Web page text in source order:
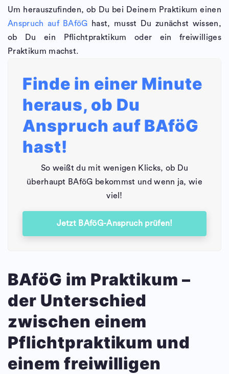
Um herauszufinden, ob Du bei Deinem Praktikum einen
Anspruch auf BAföG hast, musst Du zunächst wissen,
ob Du ein Pflichtpraktikum oder ein freiwilliges
Praktikum machst.
Finde in einer Minute
heraus, ob Du
Anspruch auf BAföG
hast!
So weißt du mit wenigen Klicks, ob Du
überhaupt BAföG bekommst und wenn ja, wie
viel!
Jetzt BAföG-Anspruch prüfen!
BAföG im Praktikum –
der Unterschied
zwischen einem
Pflichtpraktikum und
einem freiwilligen